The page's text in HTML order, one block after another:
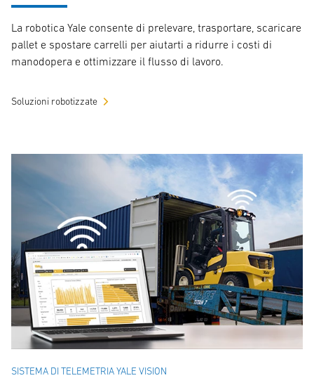
La robotica Yale consente di prelevare, trasportare, scaricare
pallet e spostare carrelli per aiutarti a ridurre i costi di
manodopera e ottimizzare il flusso di lavoro.
Soluzioni robotizzate
SISTEMA DI TELEMETRIA YALE VISION